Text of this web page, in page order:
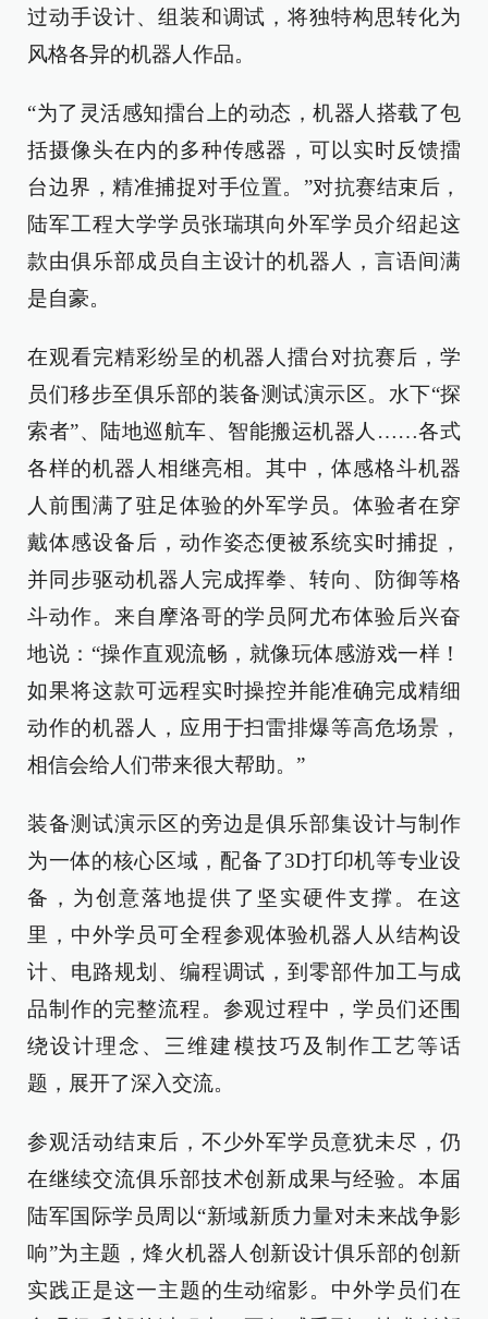
过动手设计、组装和调试，将独特构思转化为
风格各异的机器人作品。
“为了灵活感知擂台上的动态，机器人搭载了包
括摄像头在内的多种传感器，可以实时反馈擂
台边界，精准捕捉对手位置。”对抗赛结束后，
陆军工程大学学员张瑞琪向外军学员介绍起这
款由俱乐部成员自主设计的机器人，言语间满
是自豪。
在观看完精彩纷呈的机器人擂台对抗赛后，学
员们移步至俱乐部的装备测试演示区。水下“探
索者”、陆地巡航车、智能搬运机器人……各式
各样的机器人相继亮相。其中，体感格斗机器
人前围满了驻足体验的外军学员。体验者在穿
戴体感设备后，动作姿态便被系统实时捕捉，
并同步驱动机器人完成挥拳、转向、防御等格
斗动作。来自摩洛哥的学员阿尤布体验后兴奋
地说：“操作直观流畅，就像玩体感游戏一样！
如果将这款可远程实时操控并能准确完成精细
动作的机器人，应用于扫雷排爆等高危场景，
相信会给人们带来很大帮助。”
装备测试演示区的旁边是俱乐部集设计与制作
为一体的核心区域，配备了3D打印机等专业设
备，为创意落地提供了坚实硬件支撑。在这
里，中外学员可全程参观体验机器人从结构设
计、电路规划、编程调试，到零部件加工与成
品制作的完整流程。参观过程中，学员们还围
绕设计理念、三维建模技巧及制作工艺等话
题，展开了深入交流。
参观活动结束后，不少外军学员意犹未尽，仍
在继续交流俱乐部技术创新成果与经验。本届
陆军国际学员周以“新域新质力量对未来战争影
响”为主题，烽火机器人创新设计俱乐部的创新
实践正是这一主题的生动缩影。中外学员们在